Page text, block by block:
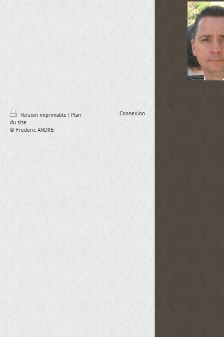
Version imprimable | Plan
du site
© Frederic ANDRE
Connexion